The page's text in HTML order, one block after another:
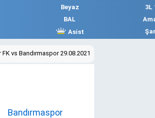
Beyaz
3L
BAL
Asist
vs Bandırmaspor 29.08.2021
Bandırmaspor